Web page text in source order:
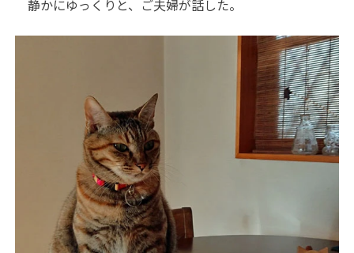
静かにゆっくりと、ご夫婦が話した。